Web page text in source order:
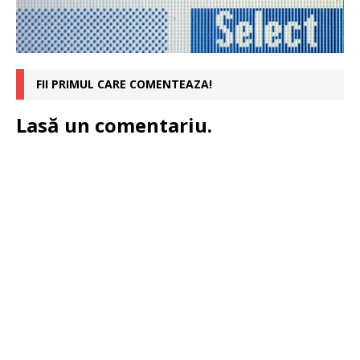
FII PRIMUL CARE COMENTEAZA!
Lasă un comentariu.